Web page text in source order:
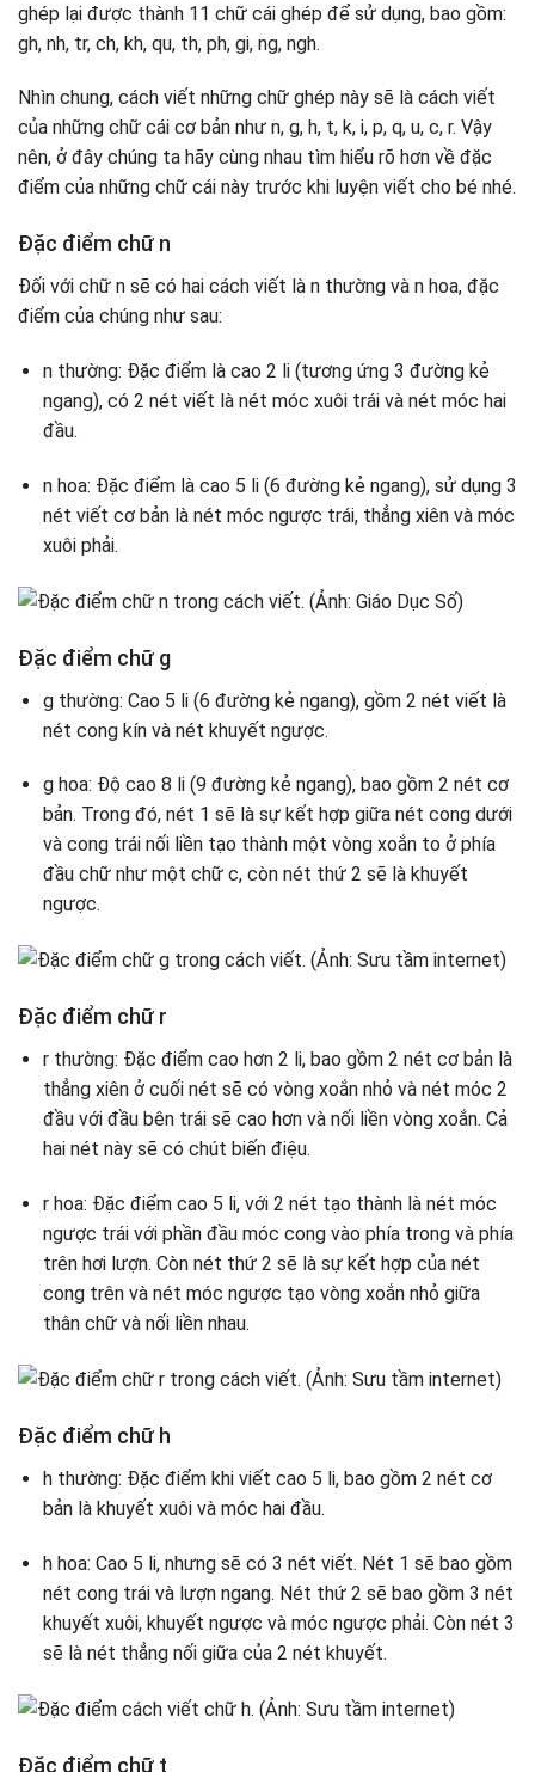
ghép lại được thành 11 chữ cái ghép để sử dụng, bao gồm:
gh, nh, tr, ch, kh, qu, th, ph, gi, ng, ngh.
Nhìn chung, cách viết những chữ ghép này sẽ là cách viết
của những chữ cái cơ bản như n, g, h, t, k, i, p, q, u, c, r. Vậy
nên, ở đây chúng ta hãy cùng nhau tìm hiểu rõ hơn về đặc
điểm của những chữ cái này trước khi luyện viết cho bé nhé.
Đặc điểm chữ n
Đối với chữ n sẽ có hai cách viết là n thường và n hoa, đặc
điểm của chúng như sau:
n thường: Đặc điểm là cao 2 li (tương ứng 3 đường kẻ
ngang), có 2 nét viết là nét móc xuôi trái và nét móc hai
đầu.
n hoa: Đặc điểm là cao 5 li (6 đường kẻ ngang), sử dụng 3
nét viết cơ bản là nét móc ngược trái, thẳng xiên và móc
xuôi phải.
Đặc điểm chữ g
g thường: Cao 5 li (6 đường kẻ ngang), gồm 2 nét viết là
nét cong kín và nét khuyết ngược.
g hoa: Độ cao 8 li (9 đường kẻ ngang), bao gồm 2 nét cơ
bản. Trong đó, nét 1 sẽ là sự kết hợp giữa nét cong dưới
và cong trái nối liền tạo thành một vòng xoắn to ở phía
đầu chữ như một chữ c, còn nét thứ 2 sẽ là khuyết
ngược.
Đặc điểm chữ r
r thường: Đặc điểm cao hơn 2 li, bao gồm 2 nét cơ bản là
thẳng xiên ở cuối nét sẽ có vòng xoắn nhỏ và nét móc 2
đầu với đầu bên trái sẽ cao hơn và nối liền vòng xoắn. Cả
hai nét này sẽ có chút biến điệu.
r hoa: Đặc điểm cao 5 li, với 2 nét tạo thành là nét móc
ngược trái với phần đầu móc cong vào phía trong và phía
trên hơi lượn. Còn nét thứ 2 sẽ là sự kết hợp của nét
cong trên và nét móc ngược tạo vòng xoắn nhỏ giữa
thân chữ và nối liền nhau.
Đặc điểm chữ h
h thường: Đặc điểm khi viết cao 5 li, bao gồm 2 nét cơ
bản là khuyết xuôi và móc hai đầu.
h hoa: Cao 5 li, nhưng sẽ có 3 nét viết. Nét 1 sẽ bao gồm
nét cong trái và lượn ngang. Nét thứ 2 sẽ bao gồm 3 nét
khuyết xuôi, khuyết ngược và móc ngược phải. Còn nét 3
sẽ là nét thẳng nối giữa của 2 nét khuyết.
Đặc điểm chữ t